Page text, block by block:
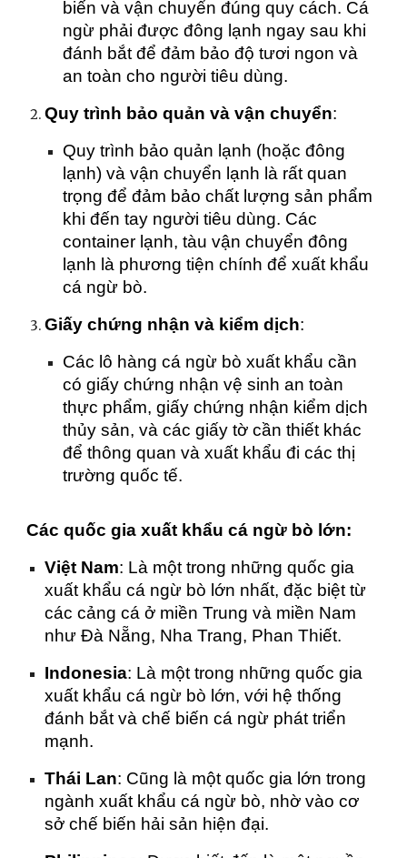
biến và vận chuyển đúng quy cách. Cá
ngừ phải được đông lạnh ngay sau khi
đánh bắt để đảm bảo độ tươi ngon và
an toàn cho người tiêu dùng.
Quy trình bảo quản và vận chuyển:
Quy trình bảo quản lạnh (hoặc đông
lạnh) và vận chuyển lạnh là rất quan
trọng để đảm bảo chất lượng sản phẩm
khi đến tay người tiêu dùng. Các
container lạnh, tàu vận chuyển đông
lạnh là phương tiện chính để xuất khẩu
cá ngừ bò.
Giấy chứng nhận và kiểm dịch:
Các lô hàng cá ngừ bò xuất khẩu cần
có giấy chứng nhận vệ sinh an toàn
thực phẩm, giấy chứng nhận kiểm dịch
thủy sản, và các giấy tờ cần thiết khác
để thông quan và xuất khẩu đi các thị
trường quốc tế.
Các quốc gia xuất khẩu cá ngừ bò lớn:
Việt Nam: Là một trong những quốc gia
xuất khẩu cá ngừ bò lớn nhất, đặc biệt từ
các cảng cá ở miền Trung và miền Nam
như Đà Nẵng, Nha Trang, Phan Thiết.
Indonesia: Là một trong những quốc gia
xuất khẩu cá ngừ bò lớn, với hệ thống
đánh bắt và chế biến cá ngừ phát triển
mạnh.
Thái Lan: Cũng là một quốc gia lớn trong
ngành xuất khẩu cá ngừ bò, nhờ vào cơ
sở chế biến hải sản hiện đại.